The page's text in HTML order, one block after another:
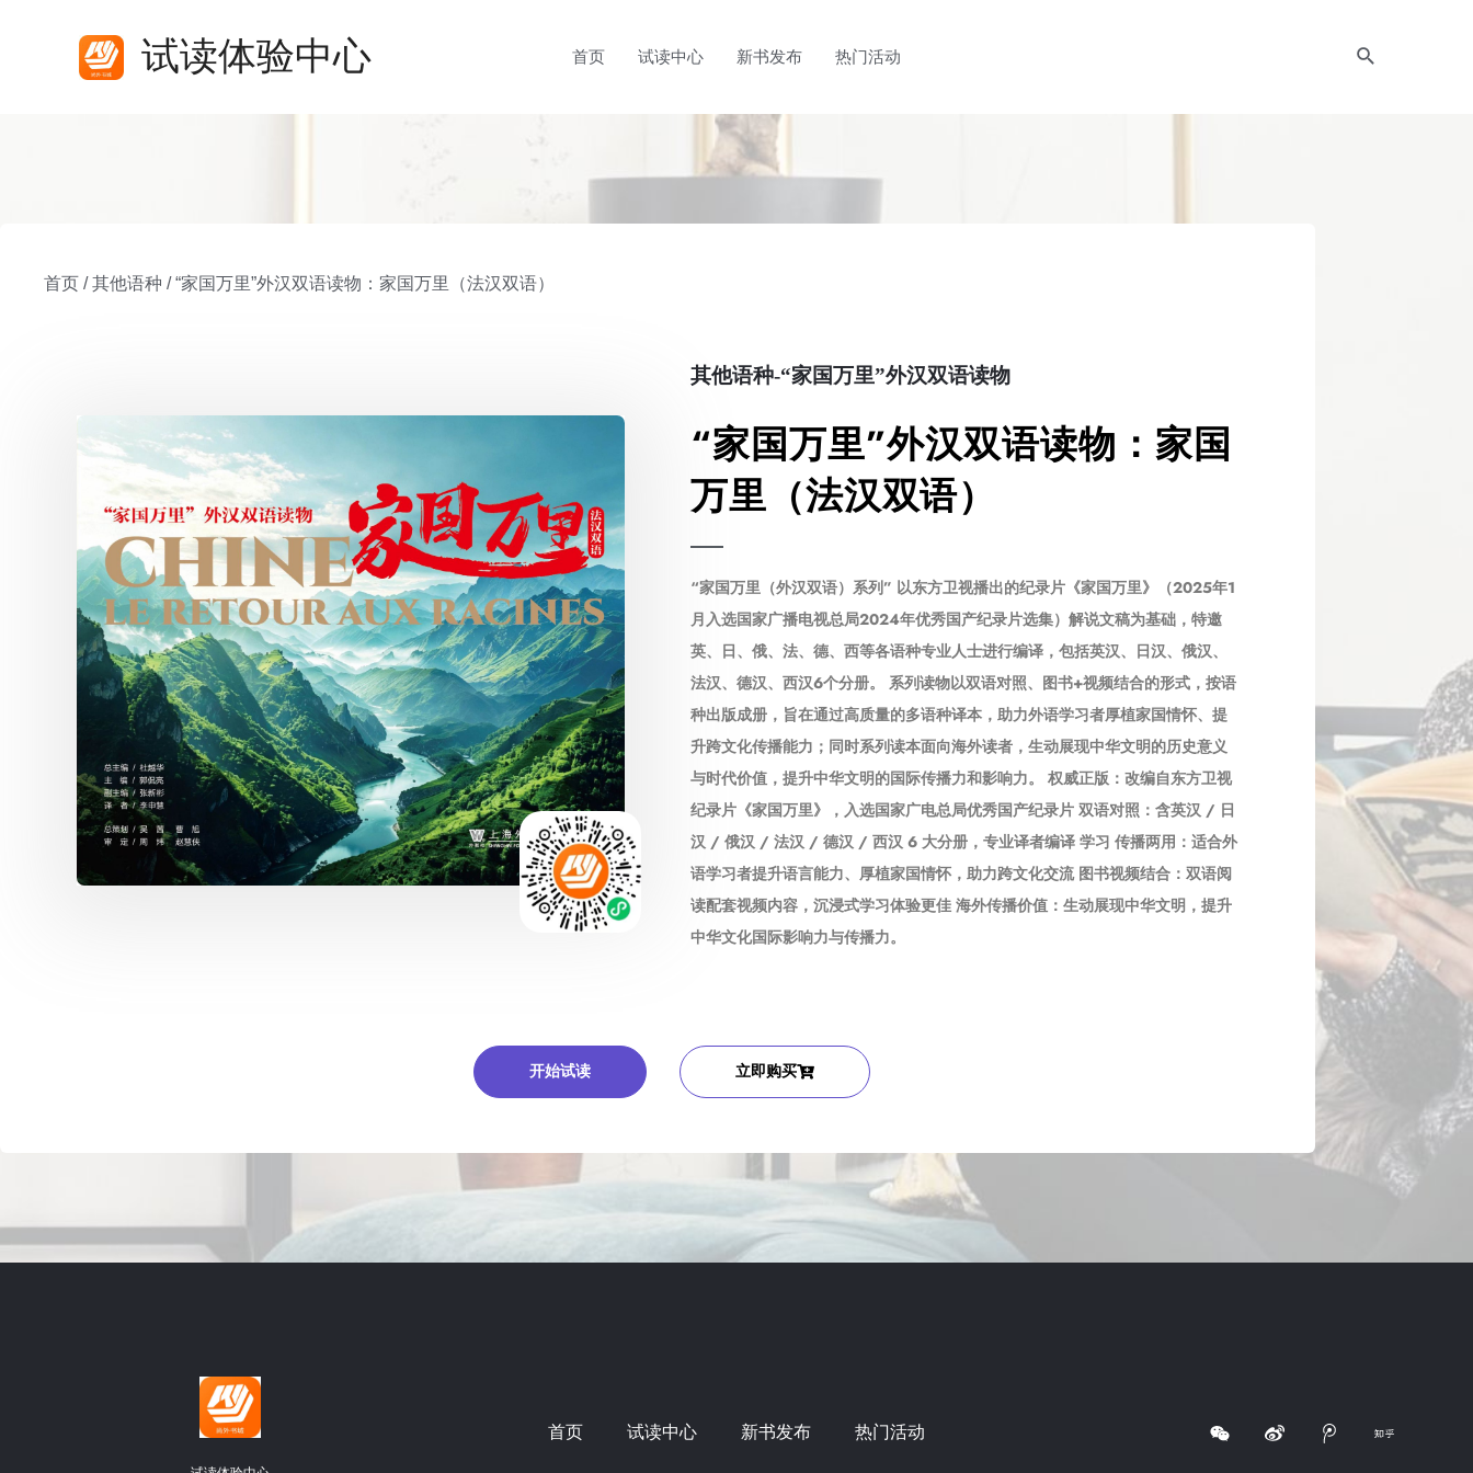
试读体验中心 首页 试读中心 新书发布 热门活动
首页 /其他语种 /“家国万里”外汉双语读物：家国万里（法汉双语）
其他语种-“家国万里”外汉双语读物
“家国万里”外汉双语读物：家国
万里（法汉双语）
“家国万里（外汉双语）系列” 以东方卫视播出的纪录片《家国万里》（2025年1
月入选国家广播电视总局2024年优秀国产纪录片选集）解说文稿为基础，特邀
英、日、俄、法、德、西等各语种专业人士进行编译，包括英汉、日汉、俄汉、
法汉、德汉、西汉6个分册。 系列读物以双语对照、图书+视频结合的形式，按语
种出版成册，旨在通过高质量的多语种译本，助力外语学习者厚植家国情怀、提
升跨文化传播能力；同时系列读本面向海外读者，生动展现中华文明的历史意义
与时代价值，提升中华文明的国际传播力和影响力。 权威正版：改编自东方卫视
纪录片《家国万里》，入选国家广电总局优秀国产纪录片 双语对照：含英汉 / 日
汉 / 俄汉 / 法汉 / 德汉 / 西汉 6 大分册，专业译者编译 学习 传播两用：适合外
语学习者提升语言能力、厚植家国情怀，助力跨文化交流 图书视频结合：双语阅
读配套视频内容，沉浸式学习体验更佳 海外传播价值：生动展现中华文明，提升
中华文化国际影响力与传播力。
开始试读 立即购买
首页 试读中心 新书发布 热门活动